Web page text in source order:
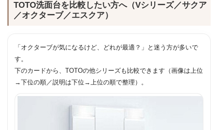
TOTO洗面台を比較したい方へ（Vシリーズ／サクア
／オクターブ／エスクア）
「オクターブが気になるけど、どれが最適？」と迷う方が多いで
す。
下のカードから、TOTOの他シリーズも比較できます（画像は上位
→下位の順／説明は下位→上位の順で整理）。